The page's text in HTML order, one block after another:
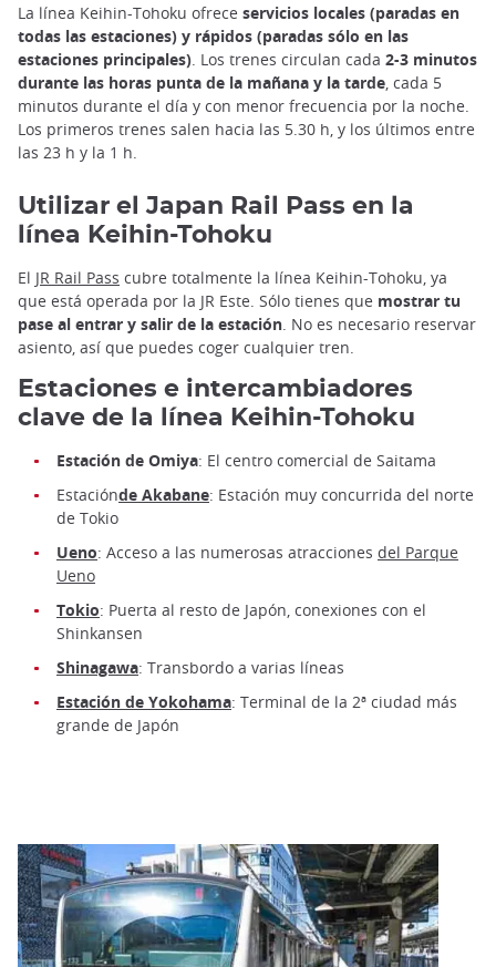
La línea Keihin-Tohoku ofrece servicios locales (paradas en
todas las estaciones) y rápidos (paradas sólo en las
estaciones principales) . Los trenes circulan cada 2-3 minutos
durante las horas punta de la mañana y la tarde , cada 5
minutos durante el día y con menor frecuencia por la noche.
Los primeros trenes salen hacia las 5.30 h, y los últimos entre
las 23 h y la 1 h.
Utilizar el Japan Rail Pass en la
línea Keihin-Tohoku
El JR Rail Pass cubre totalmente la línea Keihin-Tohoku, ya
que está operada por la JR Este. Sólo tienes que mostrar tu
pase al entrar y salir de la estación . No es necesario reservar
asiento, así que puedes coger cualquier tren.
Estaciones e intercambiadores
clave de la línea Keihin-Tohoku
Estación de Omiya: El centro comercial de Saitama
Estaciónde Akabane: Estación muy concurrida del norte
de Tokio
Ueno: Acceso a las numerosas atracciones del Parque
Ueno
Tokio: Puerta al resto de Japón, conexiones con el
Shinkansen
Shinagawa: Transbordo a varias líneas
Estación de Yokohama: Terminal de la 2ª ciudad más
grande de Japón